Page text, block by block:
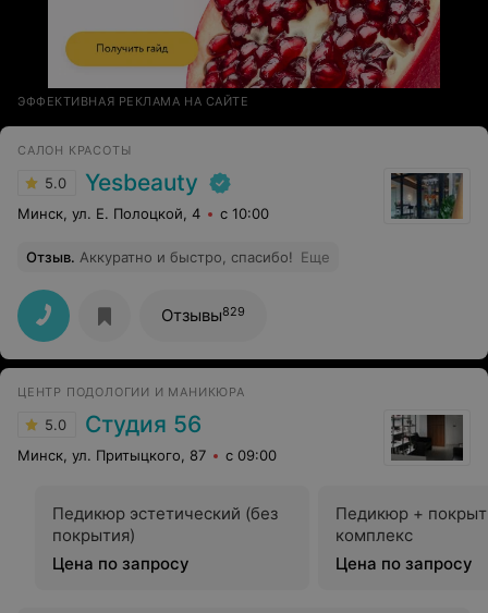
ЭФФЕКТИВНАЯ РЕКЛАМА НА САЙТЕ
САЛОН КРАСОТЫ
5.0 Yesbeauty
Минск, ул. Е. Полоцкой, 4 с 10:00
Отзыв. Аккуратно и быстро, спасибо! Еще
Отзывы829
ЦЕНТР ПОДОЛОГИИ И МАНИКЮРА
5.0 Студия 56
Минск, ул. Притыцкого, 87 с 09:00
Педикюр эстетический (без
покрытия)
Цена по запросу
Педикюр +
комплекс
Цена по запросу